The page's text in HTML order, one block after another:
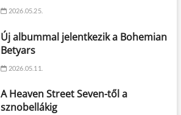
2026.05.25.
Új albummal jelentkezik a Bohemian
Betyars
2026.05.11.
A Heaven Street Seven-től a
sznobellákig